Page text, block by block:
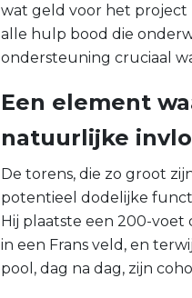
wat geld voor het project
alle hulp bood die
ondersteuning cruciaal
Een element
natuurlijke
De torens, die zo groot
potentieel dodelijke
Hij plaatste een 200-voet
in een Frans veld, en
pool, dag na dag, zijn